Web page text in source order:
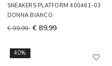
SNEAKERS PLATFORM 400461-03
DONNA BIANCO
€ 99,99 € 89,99
40%